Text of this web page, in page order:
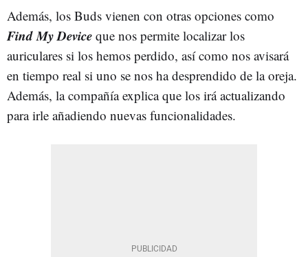
Además, los Buds vienen con otras opciones como
Find My Device que nos permite localizar los
auriculares si los hemos perdido, así como nos avisará
en tiempo real si uno se nos ha desprendido de la oreja.
Además, la compañía explica que los irá actualizando
para irle añadiendo nuevas funcionalidades.